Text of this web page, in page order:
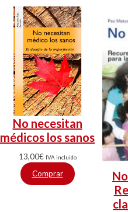
No necesitan
médicos los sanos
13,00€ IVA incluido
Comprar